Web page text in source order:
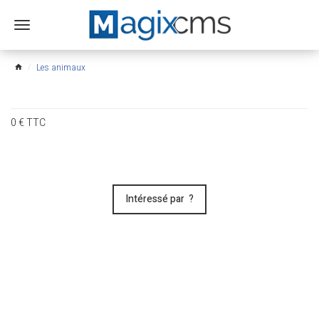
Ouvrir
menu
home Les animaux
0€TTC
Intéressé par ?